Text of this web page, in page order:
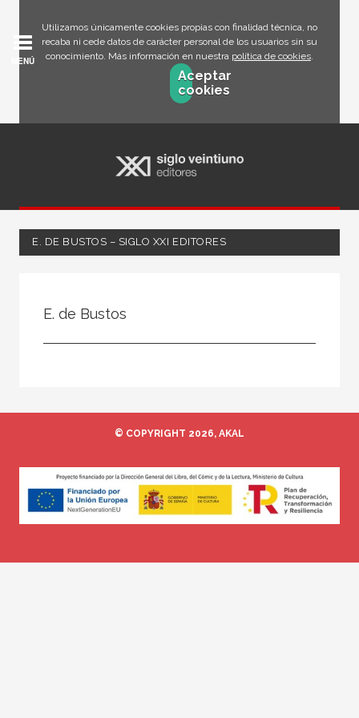
Utilizamos únicamente cookies propias con finalidad técnica, no
recaba ni cede datos de carácter personal de los usuarios sin su
conocimiento. Más información en nuestra política de cookies.
Aceptar
cookies
MENÚ
E. DE BUSTOS – SIGLO XXI EDITORES
E. de Bustos
© COPYRIGHT 2026, AKAL